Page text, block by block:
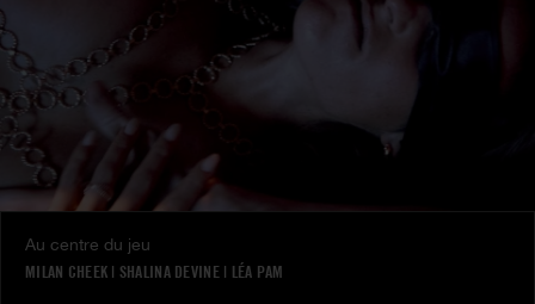
Au centre du jeu
MILAN CHEEK | SHALINA DEVINE| LÉA PAM